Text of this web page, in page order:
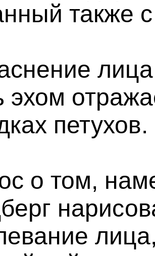
также
эхом
петухов.
о том,